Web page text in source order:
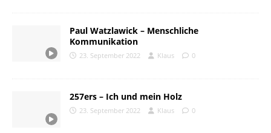
Paul Watzlawick – Menschliche
Kommunikation
23. September 2022 Klaus 0
257ers – Ich und mein Holz
23. September 2022 Klaus 0